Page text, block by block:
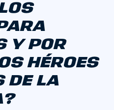
Y POR
HÉROES
DE LA